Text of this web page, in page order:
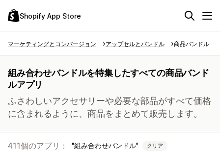
Shopify App Store
マーケティングとコンバージョン アップセルとバンドル 商品バンドル
組み合わせバンドルを特集したすべての商品バンド
ルアプリ
ふさわしいアクセサリーや必要な部品がすべて価格
に含まれるように、商品をまとめて販売します。
411個のアプリ： 組み合わせバンドル クリア